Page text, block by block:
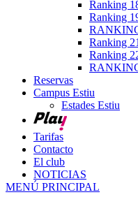
Ranking
Ranking
Ranking
Ranking
Reservas
Campus Estiu
Estades Estiu
Tarifas
Contacto
El club
NOTICIAS
MENÚ PRINCIPAL